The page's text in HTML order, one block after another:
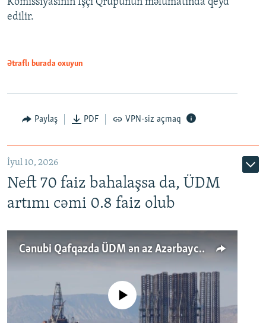
edilir.
Ətraflı burada oxuyun
Paylaş PDF VPN-siz açmaq
İyul 10, 2026
Neft 70 faiz bahalaşsa da, ÜDM
artımı cəmi 0.8 faiz olub
Cənubi Qafqazda ÜDM ən az Azərbaycanda artır: Qonşuları niyə Bakını qabaqlaya bilir?
No media source currently available